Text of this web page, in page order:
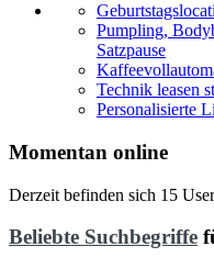
Pumpling,
Satzpause
Technik leasen
Personalisierte
Momentan online
Derzeit befinden sich 15
Beliebte Suchbegriffe